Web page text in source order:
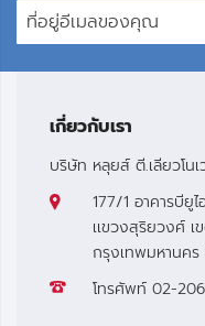
เกี่ยวกับเรา
บริษัท หลุยส์ ตี.เลียวโน
177/1 อาคารบียู
เเขวงสุริยวงศ์ เ
กรุงเทพมหานคร
โทรศัพท์ 02-